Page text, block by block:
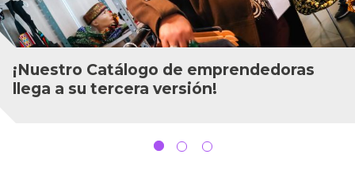
Mujeres migrantes y refugiadas tienen la
palabra en los Diálogos Ciudadanos de la